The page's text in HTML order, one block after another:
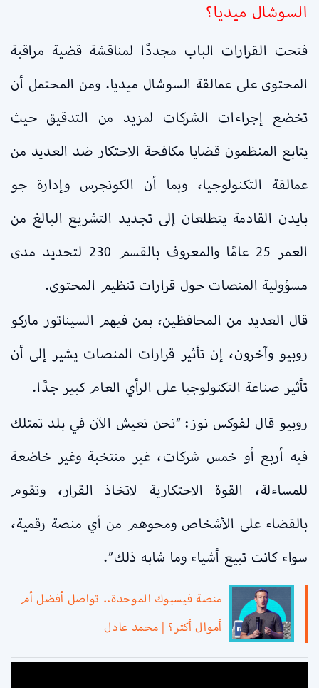
السوشال ميديا؟
فتحت القرارات الباب مجددًا لمناقشة قضية مراقبة
المحتوى على عمالقة السوشال ميديا. ومن المحتمل أن
تخضع إجراءات الشركات لمزيد من التدقيق حيث
يتابع المنظمون قضايا مكافحة الاحتكار ضد العديد من
عمالقة التكنولوجيا، وبما أن الكونجرس وإدارة جو
بايدن القادمة يتطلعان إلى تجديد التشريع البالغ من
العمر 25 عامًا والمعروف بالقسم 230 لتحديد مدى
مسؤولية المنصات حول قرارات تنظيم المحتوى.
قال العديد من المحافظين، بمن فيهم السيناتور ماركو
روبيو وآخرون، إن تأثير قرارات المنصات يشير إلى أن
تأثير صناعة التكنولوجيا على الرأي العام كبير جدًا.
روبيو قال لفوكس نوز: “نحن نعيش الآن في بلد تمتلك
فيه أربع أو خمس شركات، غير منتخبة وغير خاضعة
للمساءلة، القوة الاحتكارية لاتخاذ القرار، وتقوم
بالقضاء على الأشخاص ومحوهم من أي منصة رقمية،
سواء كانت تبيع أشياء وما شابه ذلك”.
منصة فيسبوك الموحدة.. تواصل أفضل أم
أموال أكثر؟ | محمد عادل